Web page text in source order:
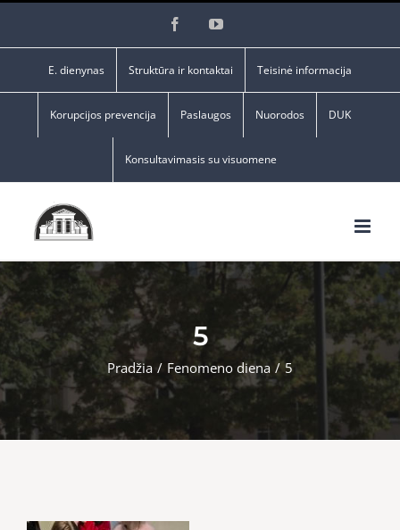
FacebookYouTube
E. dienynas Struktūra ir kontaktai Teisinė informacija
Korupcijos prevencija Paslaugos Nuorodos DUK
Konsultavimasis su visuomene
5
Pradžia / Fenomeno diena / 5